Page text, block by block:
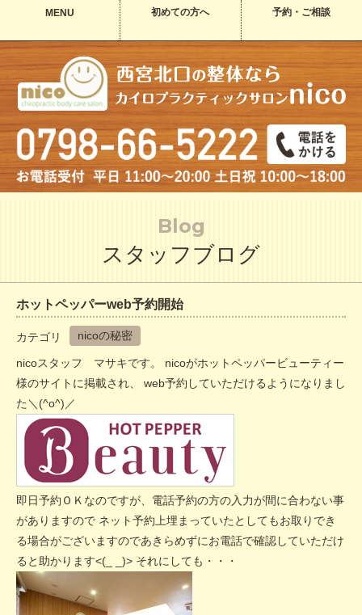
MENU 初めての方へ 予約・ご相談
Blog
スタッフブログ
ホットペッパーweb予約開始
カテゴリ nicoの秘密
nicoスタッフ マサキです。 nicoがホットペッパービューティー
様のサイトに掲載され、 web予約していただけるようになりまし
た＼(^o^)／
即日予約ＯＫなのですが、電話予約の方の入力が間に合わない事
がありますので ネット予約上埋まっていたとしてもお取りでき
る場合がございますのであきらめずにお電話で確認していただけ
ると助かります<(_ _)> それにしても・・・